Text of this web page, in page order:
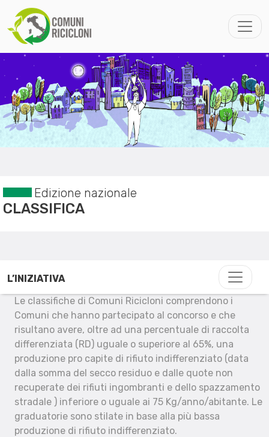
Edizione nazionale
CLASSIFICA
L’INIZIATIVA
Le classifiche di Comuni Ricicloni comprendono i
Comuni che hanno partecipato al concorso e che
risultano avere, oltre ad una percentuale di raccolta
differenziata (RD) uguale o superiore al 65%, una
produzione pro capite di rifiuto indifferenziato (data
dalla somma del secco residuo e dalle quote non
recuperate dei rifiuti ingombranti e dello spazzamento
stradale ) inferiore o uguale ai 75 Kg/anno/abitante. Le
graduatorie sono stilate in base alla più bassa
produzione di rifiuto indifferenziato.